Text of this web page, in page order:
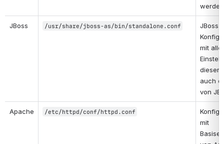
JBoss /usr/share/jboss-as/bin/standalone.conf
JBoss
mit
dieser
auch
von
Apache /etc/httpd/conf/httpd.conf
mit